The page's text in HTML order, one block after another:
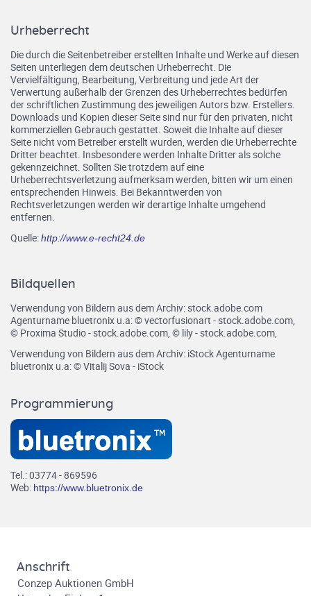
Urheberrecht
Die durch die Seitenbetreiber erstellten Inhalte und Werke auf diesen
Seiten unterliegen dem deutschen Urheberrecht. Die
Vervielfältigung, Bearbeitung, Verbreitung und jede Art der
Verwertung außerhalb der Grenzen des Urheberrechtes bedürfen
der schriftlichen Zustimmung des jeweiligen Autors bzw. Erstellers.
Downloads und Kopien dieser Seite sind nur für den privaten, nicht
kommerziellen Gebrauch gestattet. Soweit die Inhalte auf dieser
Seite nicht vom Betreiber erstellt wurden, werden die Urheberrechte
Dritter beachtet. Insbesondere werden Inhalte Dritter als solche
gekennzeichnet. Sollten Sie trotzdem auf eine
Urheberrechtsverletzung aufmerksam werden, bitten wir um einen
entsprechenden Hinweis. Bei Bekanntwerden von
Rechtsverletzungen werden wir derartige Inhalte umgehend
entfernen.
Quelle:http://www.e-recht24.de
Bildquellen
Verwendung von Bildern aus dem Archiv: stock.adobe.com
Agenturname bluetronix u.a: © vectorfusionart - stock.adobe.com,
© Proxima Studio - stock.adobe.com, © lily - stock.adobe.com,
Verwendung von Bildern aus dem Archiv: iStock Agenturname
bluetronix u.a: © Vitalij Sova - iStock
Programmierung
Tel.: 03774 - 869596
Web: https://www.bluetronix.de
Anschrift
Conzep Auktionen GmbH